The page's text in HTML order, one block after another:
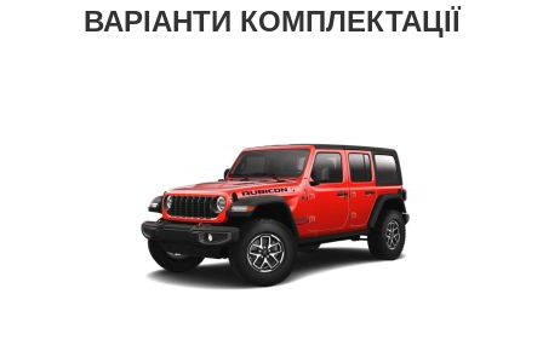
ВАРІАНТИ КОМПЛЕКТАЦІЇ